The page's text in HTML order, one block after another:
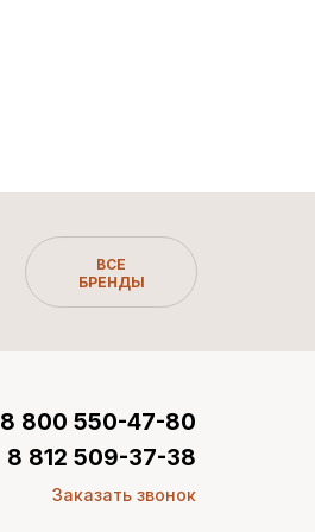
ВСЕ
БРЕНДЫ
8 800 550-47-80
8 812 509-37-38
Заказать звонок